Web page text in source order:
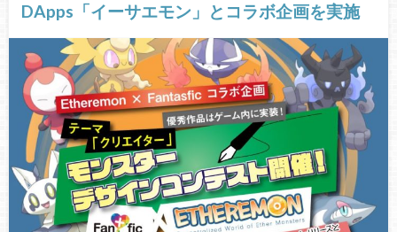
DApps「イーサエモン」とコラボ企画を実施